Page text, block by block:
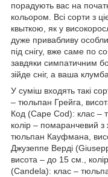
порадують вас на
кольором. Всі сорти з
квыткою, як у
дуже привабливу
під снігу, вже саме по
завдяки симпатичним
зійде сніг, а ваша
У суміш входять такі
– тюльпан Грейга,
Код (Cape Cod): клас –
колір – помаранчевий
тюльпан Кауфмана,
Джузеппе Верді
висота – до 15 см.,
(Candela): клас –